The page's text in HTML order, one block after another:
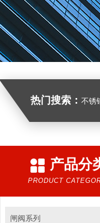
热门搜索： 不锈
产品分
PRODUCT
闸阀系列